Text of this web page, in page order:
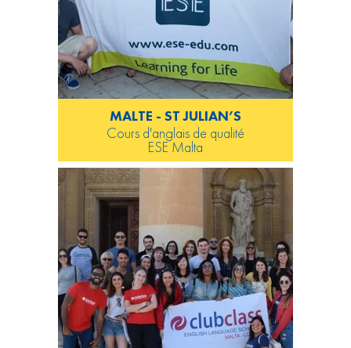
MALTE - ST JULIAN’S
Cours d'anglais de qualité
ESE Malta